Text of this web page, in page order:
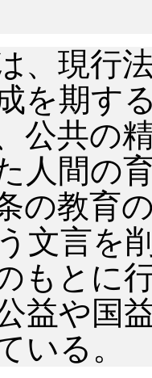
、現行
を期す
公共の
人間の
の教育
文言を
もとに
益や国
いる。